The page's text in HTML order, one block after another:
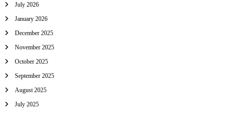
July 2026
January 2026
December 2025
November 2025
October 2025
September 2025
August 2025
July 2025